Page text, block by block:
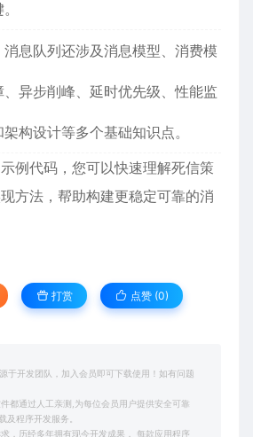
息队列还涉及消息模型、消费模
异步削峰、延时优先级、性能监
构设计等多个基础知识点。
例代码，您可以快速理解死信策
方法，帮助构建更稳定可靠的消
打赏 点赞 (0)
于开发团队，加入会员即可下载使用！如有问题
都通过人工亲测,为每位会员用户提供安全可靠
及程序开发服务。
，历经多年拥有现今开发成果， 每款应用程序